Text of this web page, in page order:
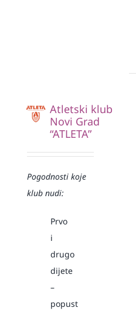
Atletski klub
Novi Grad
“ATLETA”
Pogodnosti koje
klub nudi:
Prvo
i
drugo
dijete
–
popust